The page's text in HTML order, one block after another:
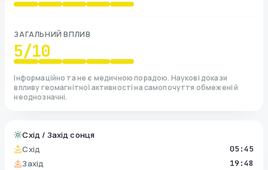
ЗАГАЛЬНИЙ ВПЛИВ
5/10
Інформаційно та не є медичною порадою. Наукові докази
впливу геомагнітної активності на самопочуття обмежені й
неоднозначні.
Схід / Захід сонця
Схід
05:45
Захід 19:48